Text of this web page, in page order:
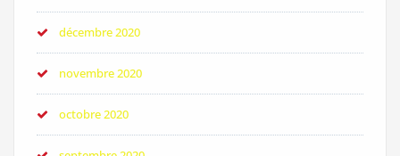
décembre 2020
novembre 2020
octobre 2020